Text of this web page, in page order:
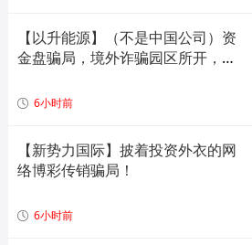
【以升能源】（不是中国公司）资
金盘骗局，境外诈骗园区所开，单
6小时前
【新势力国际】披着投资外衣的网
络博彩传销骗局！
6小时前